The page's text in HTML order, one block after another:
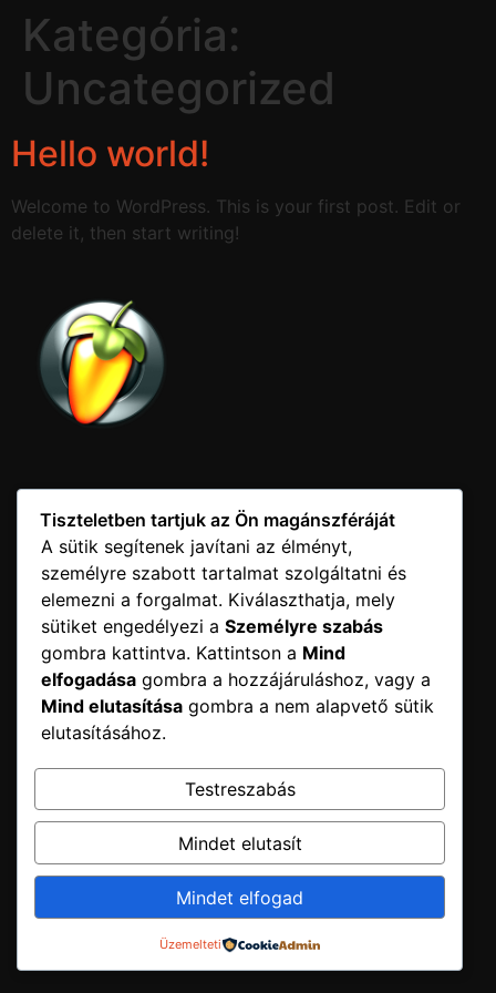
Kategória:
Uncategorized
Hello world!
Welcome to WordPress. This is your first post. Edit or
delete it, then start writing!
Elérhetőség
info@sonicschool.hu
Telefon:+36707703899
Kövessetek
©2026.Minden jog fenntartva
Tiszteletben tartjuk az Ön magánszféráját
A sütik segítenek javítani az élményt,
személyre szabott tartalmat szolgáltatni és
elemezni a forgalmat. Kiválaszthatja, mely
sütiket engedélyezi a Személyre szabás
gombra kattintva. Kattintson a Mind
elfogadása gombra a hozzájáruláshoz, vagy a
Mind elutasítása gombra a nem alapvető sütik
elutasításához.
Testreszabás
Mindet elutasít
Mindet elfogad
Üzemelteti